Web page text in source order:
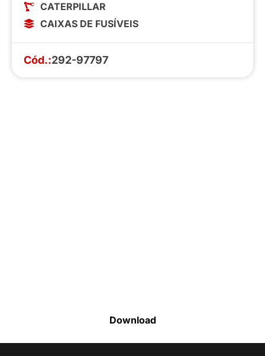
CATERPILLAR
CAIXAS DE FUSÍVEIS
Cód.:292-97797
Download